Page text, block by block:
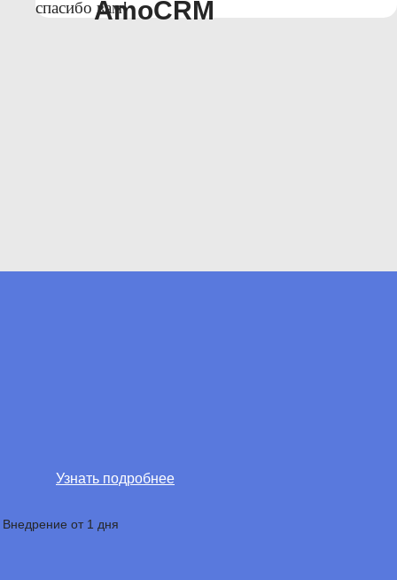
AmoCRM
Узнать подробнее
Внедрение от 1 дня
спасибо вам!